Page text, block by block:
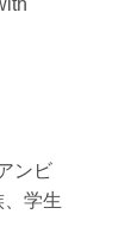
ンビ
学生